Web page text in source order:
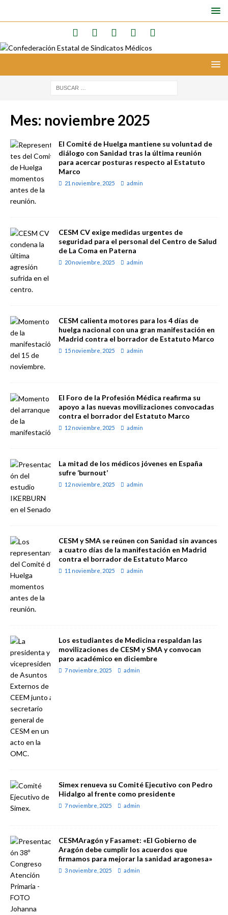
Mes: noviembre 2025
El Comité de Huelga mantiene su voluntad de
diálogo con Sanidad tras la última reunión
para acercar posturas respecto al Estatuto
Marco
21 noviembre, 2025 admin
CESM CV exige medidas urgentes de
seguridad para el personal del Centro de Salud
de La Coma en Paterna
20 noviembre, 2025 admin
CESM calienta motores para los 4 días de
huelga nacional con una gran manifestación en
Madrid contra el borrador de Estatuto Marco
15 noviembre, 2025 admin
El Foro de la Profesión Médica reafirma su
apoyo a las nuevas movilizaciones convocadas
contra el borrador del Estatuto Marco
12 noviembre, 2025 admin
La mitad de los médicos jóvenes en España
sufre ‘burnout’
12 noviembre, 2025 admin
CESM y SMA se reúnen con Sanidad sin avances
a cuatro días de la manifestación en Madrid
contra el borrador de Estatuto Marco
11 noviembre, 2025 admin
Los estudiantes de Medicina respaldan las
movilizaciones de CESM y SMA y convocan
paro académico en diciembre
7 noviembre, 2025 admin
Simex renueva su Comité Ejecutivo con Pedro
Hidalgo al frente como presidente
7 noviembre, 2025 admin
CESMAragón y Fasamet: «El Gobierno de
Aragón debe cumplir los acuerdos que
firmamos para mejorar la sanidad aragonesa»
3 noviembre, 2025 admin